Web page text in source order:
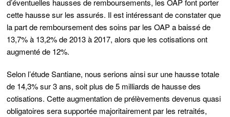
d’éventuelles hausses de remboursements, les OAP font porter
cette hausse sur les assurés. Il est intéressant de constater que
la part de remboursement des soins par les OAP a baissé de
13,7% à 13,2% de 2013 à 2017, alors que les cotisations ont
augmenté de 12%.
Selon l’étude Santiane, nous serions ainsi sur une hausse totale
de 14,3% sur 3 ans, soit plus de 5 milliards de hausse des
cotisations. Cette augmentation de prélèvements devenus quasi
obligatoires sera supportée majoritairement par les retraités,